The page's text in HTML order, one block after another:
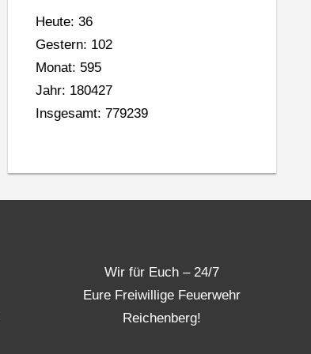
Heute: 36
Gestern: 102
Monat: 595
Jahr: 180427
Insgesamt: 779239
Wir für Euch – 24/7
Eure Freiwillige Feuerwehr
Reichenberg!